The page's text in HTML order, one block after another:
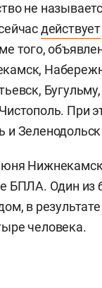
не
действует
того,
При
и
БПЛА. Один из
в
человека.